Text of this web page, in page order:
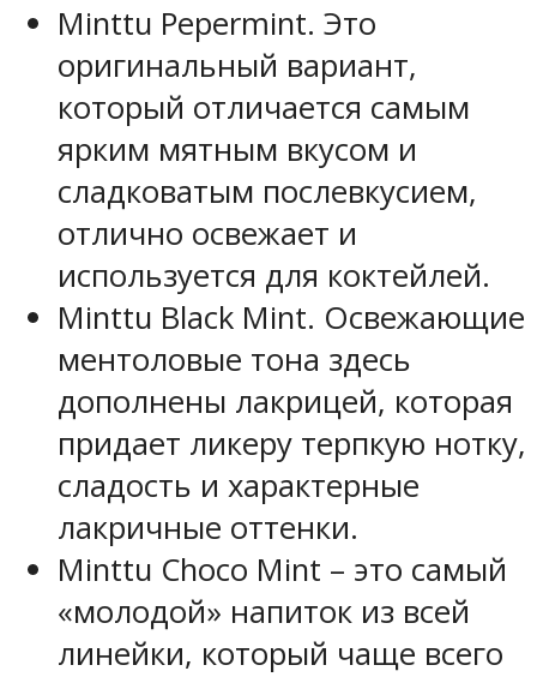
Minttu Pepermint. Это
оригинальный вариант,
который отличается самым
ярким мятным вкусом и
сладковатым послевкусием,
отлично освежает и
используется для коктейлей.
Minttu Black Mint. Освежающие
ментоловые тона здесь
дополнены лакрицей, которая
придает ликеру терпкую нотку,
сладость и характерные
лакричные оттенки.
Minttu Choco Mint – это самый
«молодой» напиток из всей
линейки, который чаще всего